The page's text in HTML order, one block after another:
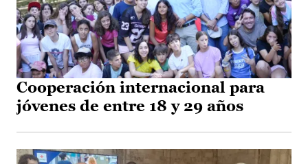
Cooperación internacional para
jóvenes de entre 18 y 29 años